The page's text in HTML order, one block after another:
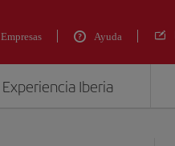
Empresas Ayuda
Experiencia Iberia